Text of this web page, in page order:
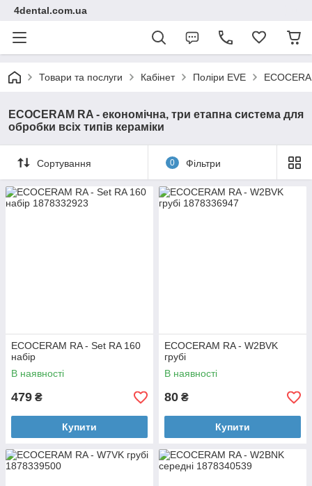
4dental.com.ua
Товари та послуги Кабінет Поліри EVE
ECOCERAM RA - економічна, три етапна система для
обробки всіх типів кераміки
Сортування 0 Фільтри
ECOCERAM RA - Set RA 160
набір
В наявності
479 ₴
Купити
ECOCERAM RA - W2BVK
грубі
В наявності
80 ₴
Купити